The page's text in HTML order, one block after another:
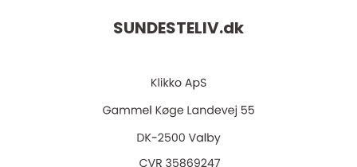
SUNDESTELIV.dk